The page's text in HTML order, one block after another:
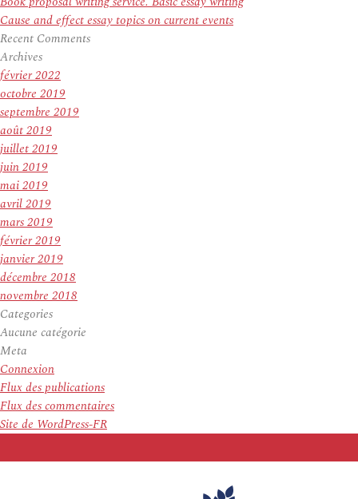
Cause and effect essay topics on current events
Recent Comments
Archives
février 2022
octobre 2019
septembre 2019
août 2019
juillet 2019
juin 2019
mai 2019
avril 2019
mars 2019
février 2019
janvier 2019
décembre 2018
novembre 2018
Categories
Aucune catégorie
Meta
Connexion
Flux des publications
Flux des commentaires
Site de WordPress-FR